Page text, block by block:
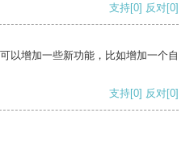
支持[0] 反对[0]
以增加一些新功能，比如增加一个自
支持[0] 反对[0]